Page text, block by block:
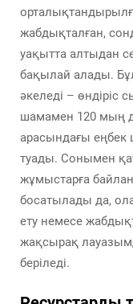
жабдықталған,
уақытта алтыдан
бақылай алады.
әкеледі –
шамамен 120 мың
арасындағы еңбек
туады. Сонымен
жұмыстарға
босатылады да,
ету немесе
жақсырақ
беріледі.